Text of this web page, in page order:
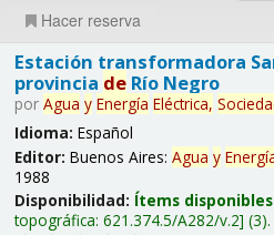
Hacer reserva
Estación transformadora
provincia deRío Negro
por Agua y Energía Eléctrica,
Idioma: Español
Editor: Buenos Aires: Agua y
1988
Disponibilidad: Ítems
topográfica: 621.374.5/A282/v.2 (3).